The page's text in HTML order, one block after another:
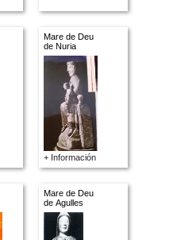
Mare de Deu
de Nuria
+ Información
Mare de Deu
de Agulles